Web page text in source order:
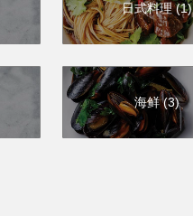
日式料理(1)
海鲜(3)